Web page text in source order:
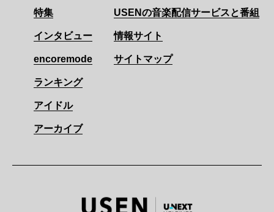
特集
インタビュー
encoremode
ランキング
アイドル
アーカイブ
USENの音楽配信サービスと番組
情報サイト
サイトマップ